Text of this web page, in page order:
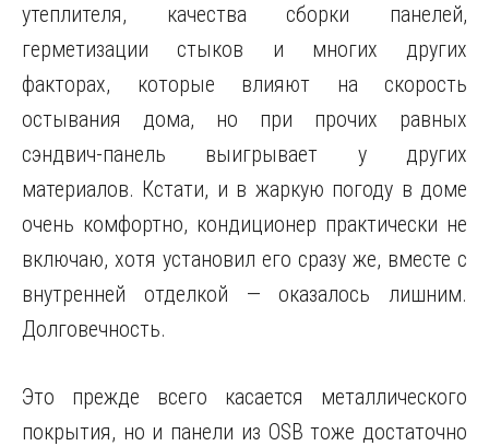
утеплителя, качества сборки панелей,
герметизации стыков и многих других
факторах, которые влияют на скорость
остывания дома, но при прочих равных
сэндвич-панель выигрывает у других
материалов. Кстати, и в жаркую погоду в доме
очень комфортно, кондиционер практически не
включаю, хотя установил его сразу же, вместе с
внутренней отделкой — оказалось лишним.
Долговечность.
Это прежде всего касается металлического
покрытия, но и панели из OSB тоже достаточно